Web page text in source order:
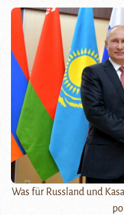
Was für Russland und